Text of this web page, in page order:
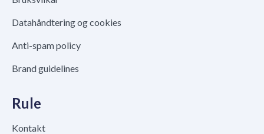
Datahåndtering og cookies
Anti-spam policy
Brand guidelines
Rule
Kontakt